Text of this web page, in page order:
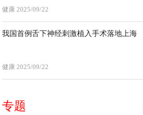
健康 2025/09/22
我国首例舌下神经刺激植入手术落地上海
健康 2025/09/22
专题